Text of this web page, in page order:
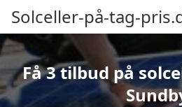
Solceller-på-tag-
Få 3 tilbud på